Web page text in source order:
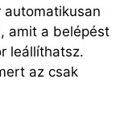
amit a belépést
leállíthatsz.
az csak